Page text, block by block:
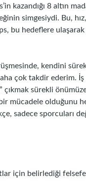
kazandığı 8 altın
simgesiydi. Bu,
bu hedeflere
kendini
çok takdir ederim. İş
çıkmak sürekli
mücadele olduğunu
sadece sporcuları
için belirlediği